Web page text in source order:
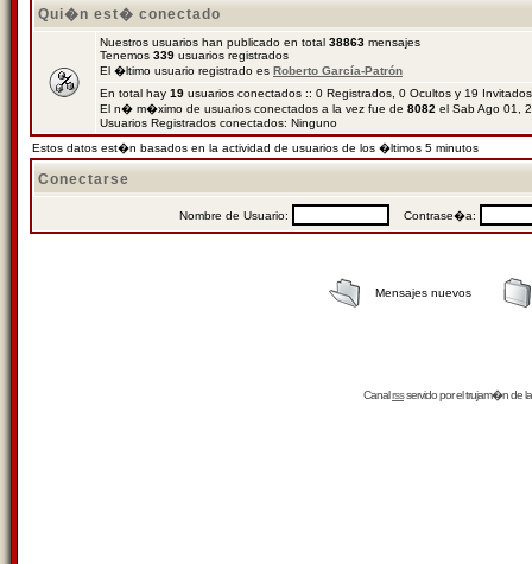
Qui�n est� conectado
Nuestros usuarios han publicado en total 38863 mensajes
Tenemos 339 usuarios registrados
El �ltimo usuario registrado es Roberto García-Patrón
En total hay 19 usuarios conectados :: 0 Registrados, 0 Ocultos y 19
El n� m�ximo de usuarios conectados a la vez fue de 8082 el Sab Ago 01,
Usuarios Registrados conectados: Ninguno
Estos datos est�n basados en la actividad de usuarios de los �ltimos 5 minutos
Conectarse
Nombre de Usuario: Contrase�a:
Mensajes nuevos
Canalrssservido por eltrujam�nde